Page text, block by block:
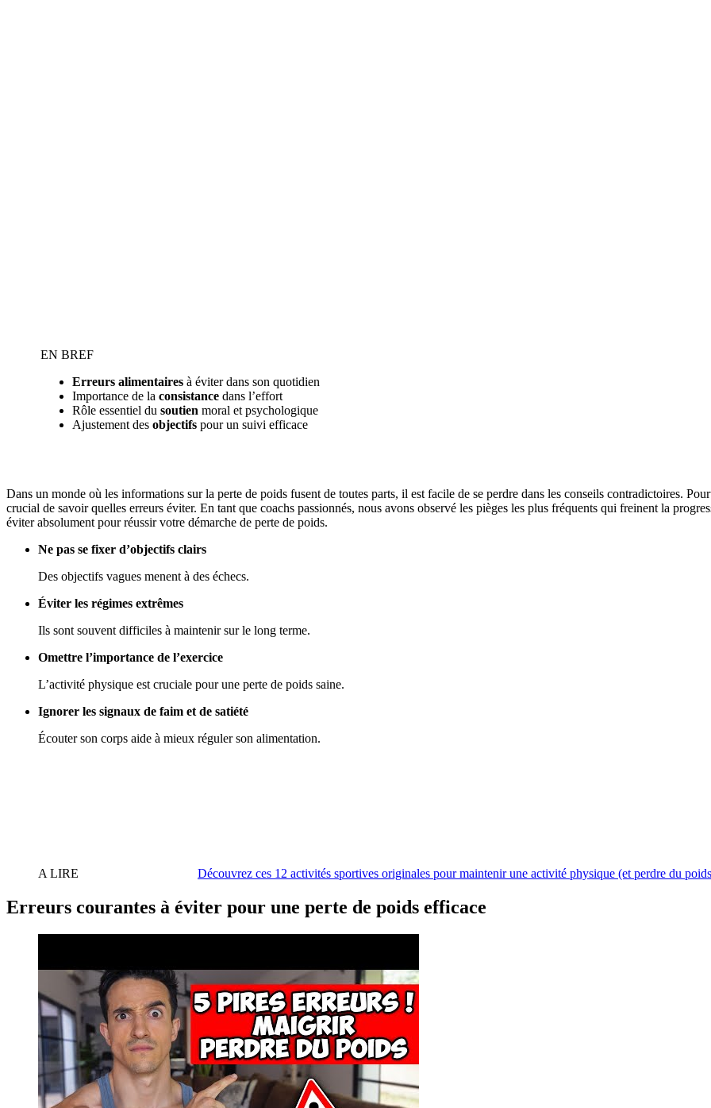
EN BREF
Erreurs alimentaires à éviter dans son quotidien
Importance de la consistance dans l’effort
Rôle essentiel du soutien moral et psychologique
Ajustement des objectifs pour un suivi efficace
Dans un monde où les informations sur la perte de poids fusent de toutes parts, il est facile de se perdre dans les conseils contradictoires.
crucial de savoir quelles erreurs éviter. En tant que coachs passionnés, nous avons observé les pièges les plus fréquents qui freinent la
éviter absolument pour réussir votre démarche de perte de poids.
Ne pas se fixer d’objectifs clairs
Des objectifs vagues menent à des échecs.
Éviter les régimes extrêmes
Ils sont souvent difficiles à maintenir sur le long terme.
Omettre l’importance de l’exercice
L’activité physique est cruciale pour une perte de poids saine.
Ignorer les signaux de faim et de satiété
Écouter son corps aide à mieux réguler son alimentation.
A LIRE Découvrez ces 12 activités sportives originales pour maintenir une activité physique (et perdre du
Erreurs courantes à éviter pour une perte de poids efficace